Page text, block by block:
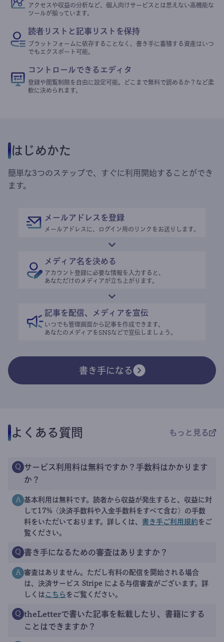
アクセスや収益の分析など、個人向けサービスとは思えない高機能な
ツールが揃っています。
読者リストと記事リストを保持
プラットフォームに依存することなく、書き手に蓄積する資産はいつ
でもエクスポート可能。
コントロールできるエディタ
登録や閲覧制限を自由に設定可能。どこまで無料で読めるか？など柔
軟に決められます。
はじめかた
簡単な3つのステップで、すぐに利用開始することができ
ます。
メールアドレスを登録
メールアドレスに、ログイン用のリンクをお送りします。
メディア名を決める
アカウント登録に必要な情報を入力すると、
あなただけのメディアが立ち上がります。
記事を配信、メディアを宣伝
いつでも管理画面から記事を作成できます。
あなたのメディアをSNSなどで宣伝しましょう。
書き手になる
よくある質問 もっと見る
Q サービス利用料は無料ですか？手数料はかかります
か？
A 基本利用は無料です。読者から収益が発生すると、収益に対
して17%（決済手数料や入金手数料をすべて含む）の手数
料をいただいております。詳しくは、 書き手ご利用規約 をご
覧ください。
Q 書き手になるための審査はありますか？
A 審査はありません。ただし有料の配信を開始される場合
は、決済サービス Stripe による与信審査がございます。詳
しくは こちら をご覧ください。
Q theLetterで書いた記事を転載したり、書籍にする
ことはできますか？